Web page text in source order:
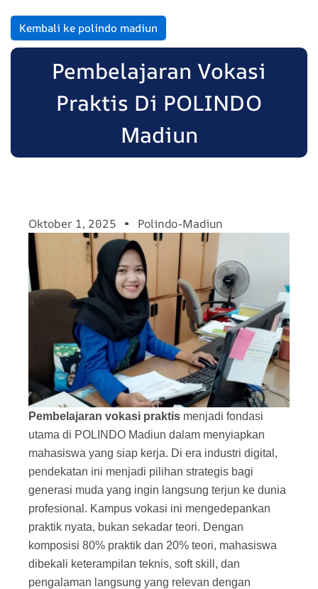
Kembali ke polindo madiun
Pembelajaran Vokasi
Praktis Di POLINDO
Madiun
Oktober 1, 2025 Polindo-Madiun
Pembelajaran vokasi praktismenjadi fondasi
utama di POLINDO Madiun dalam menyiapkan
mahasiswa yang siap kerja. Di era industri digital,
pendekatan ini menjadi pilihan strategis bagi
generasi muda yang ingin langsung terjun ke dunia
profesional. Kampus vokasi ini mengedepankan
praktik nyata, bukan sekadar teori. Dengan
komposisi 80% praktik dan 20% teori, mahasiswa
dibekali keterampilan teknis, soft skill, dan
pengalaman langsung yang relevan dengan